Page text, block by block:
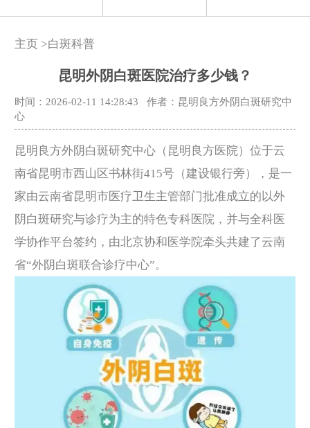
主页 >白斑科普
昆明外阴白斑医院治疗多少钱？
时间：2026-02-11 14:28:43
作者：昆明良方外阴白斑研究中
心
昆明良方外阴白斑研究中心（昆明良方医院）位于云
南省昆明市西山区书林街415号（建设银行旁），是一
家由云南省昆明市医疗卫生主管部门批准成立的以外
阴白斑研究与诊疗为主的特色专科医院，并与全科医
学协作平台签约，由北京协和医学院牵头共建了云南
省“外阴白斑联合诊疗中心”。